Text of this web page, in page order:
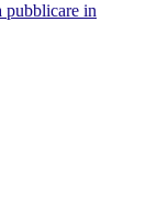
pubblicare in